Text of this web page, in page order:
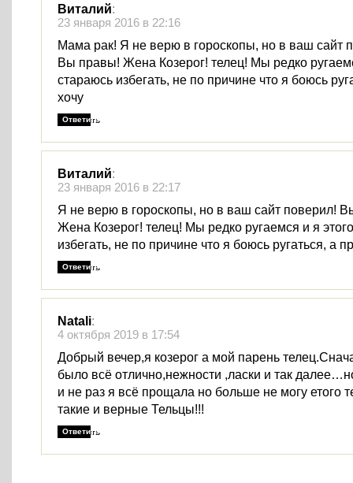
Виталий:
23 января 2016 в 22:16
Мама рак! Я не верю в гороскопы, но в ваш сайт
Вы правы! Жена Козерог! телец! Мы редко
стараюсь избегать, не по причине что я боюсь
хочу
Ответить
Виталий:
23 января 2016 в 22:17
Я не верю в гороскопы, но в ваш сайт поверил!
Жена Козерог! телец! Мы редко ругаемся и я
избегать, не по причине что я боюсь ругаться, а
Ответить
Natali:
4 октября 2019 в 17:54
Добрый вечер,я козерог а мой парень
было всё отлично,нежности ,ласки и так
и не раз я всё прощала но больше не могу етого
такие и верные Тельцы!!!
Ответить